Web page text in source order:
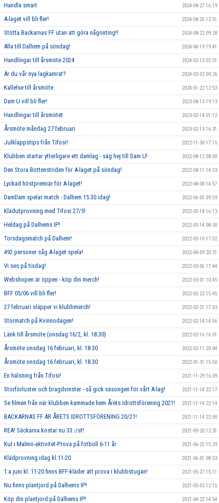
Handla smart 2024-08-27 16:19
A-laget vill bli fler! 2024-08-26 12:51
Stötta Backarnas FF utan att göra någonting!! 2024-08-22 09:28
Alla till Dalhem på söndag! 2024-04-19 19:41
Handlingar till årsmöte 2024 2024-02-13 02:51
Är du vår nya lagkamrat? 2024-02-02 09:26
Kallelse till årsmöte 2024-01-22 12:53
Dam U vill bli fler! 2023-08-13 19:13
Handlingar till årsmötet 2023-02-18 01:12
Årsmöte måndag 27 februari 2023-02-13 16:31
Julklappstips från Tifosi! 2022-11-30 17:15
Klubben startar ytterligare ett damlag - säg hej till Dam U! 2022-08-12 08:00
Den Stora Bottenstriden för A-laget på söndag! 2022-08-11 14:53
Lyckad höstpremiär för A-laget! 2022-08-08 14:57
DamDam spelar match - Dalhem 15.30 idag! 2022-06-05 09:59
Klädutprovning med Tifosi 27/5! 2022-05-18 16:13
Heldag på Dalhems IP! 2022-05-14 08:30
Torsdagsmatch på Dalhem! 2022-05-10 17:02
492 personer såg A-laget spela! 2022-04-09 20:21
Vi ses på tisdag! 2022-03-06 17:44
Webshopen är öppen - köp din merch! 2022-03-01 10:45
BFF 05/06 vill bli fler! 2022-02-22 15:45
27 februari släpper vi klubbmerch! 2022-02-21 17:03
Stormatch på Kvinnodagen! 2022-02-18 14:56
Länk till årsmöte (onsdag 16/2, kl. 18.30) 2022-02-16 16:01
Årsmöte onsdag 16 februari, kl. 18.30 2022-02-11 20:04
Årsmöte onsdag 16 februari, kl. 18.30 2022-01-31 15:50
En hälsning från Tifosi! 2021-11-29 16:09
Storförluster och bragdvinster - så gick säsongen för vårt A-lag! 2021-11-14 22:17
Se filmen från när klubben kammade hem Årets Idrottsförening 2021! 2021-11-14 22:14
BACKARNAS FF ÄR ÅRETS IDROTTSFÖRENING 20/21! 2021-11-14 22:00
REA! Säckarna kostar nu 33:-/st! 2021-09-20 12:31
Kul i Malmö-aktivitet-Prova på fotboll 6-11 år 2021-06-25 15:39
Klädprovning idag kl.11-20 2021-06-01 08:53
1:a juni kl. 11-20 finns BFF-kläder att prova i klubbstugan! 2021-05-27 15:11
Nu finns plantjord på Dalhems IP! 2021-05-03 12:15
Köp din plantjord på Dalhems IP! 2021-04-22 14:54